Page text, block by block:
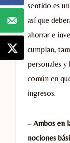
sentido es
así que
ahorrar e
cumplan,
personales
común en
ingresos.
–Ambos en
nociones